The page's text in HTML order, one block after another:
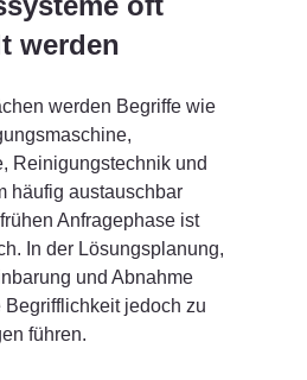
werden
werden Begriffe wie
Reinigungstechnik und
häufig austauschbar
Anfragephase ist
In der Lösungsplanung,
und Abnahme
Begrifflichkeit jedoch zu
führen.